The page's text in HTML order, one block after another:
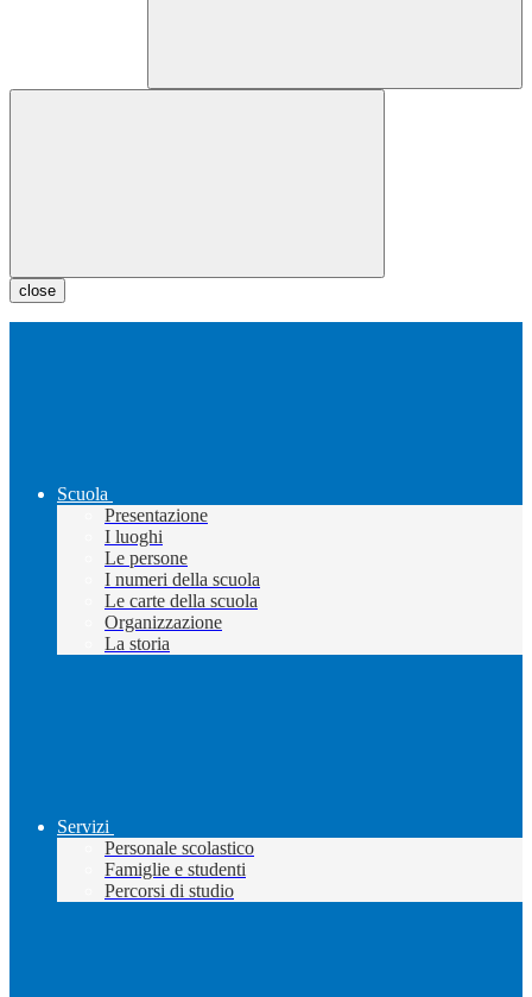
close
Scuola
Presentazione
I luoghi
Le persone
I numeri della scuola
Le carte della scuola
Organizzazione
La storia
Servizi
Personale scolastico
Famiglie e studenti
Percorsi di studio